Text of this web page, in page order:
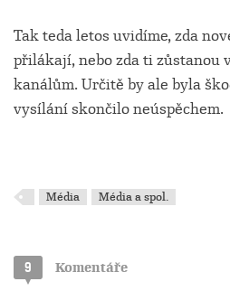
Tak teda letos uvidíme, zda
přilákají, nebo zda ti zůstanou
kanálům. Určitě by ale byla
vysílání skončilo neúspěchem.
Média Média a spol.
9 Komentáře